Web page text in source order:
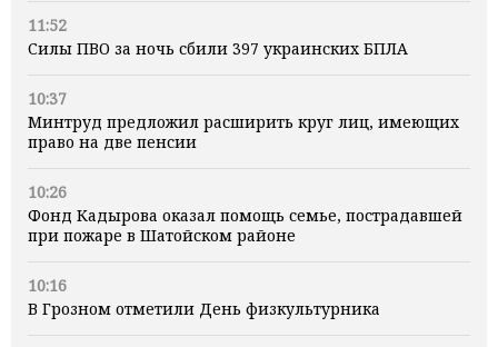
11:52
Силы ПВО за ночь сбили 397 украинских БПЛА
10:37
Минтруд предложил расширить круг лиц, имеющих
право на две пенсии
10:26
Фонд Кадырова оказал помощь семье, пострадавшей
при пожаре в Шатойском районе
10:16
В Грозном отметили День физкультурника